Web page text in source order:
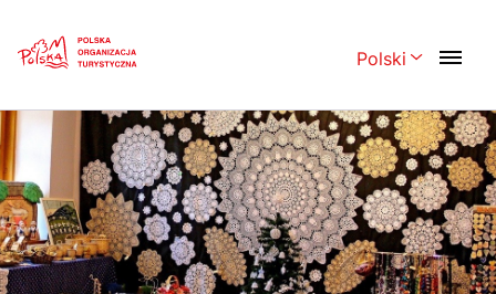
Polski
Polski English
Česká 中国
Dansk Deutsch
Español Français